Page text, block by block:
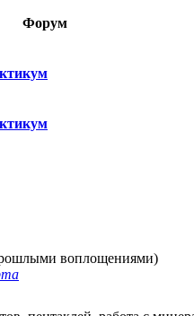
Форум
воплощениями)